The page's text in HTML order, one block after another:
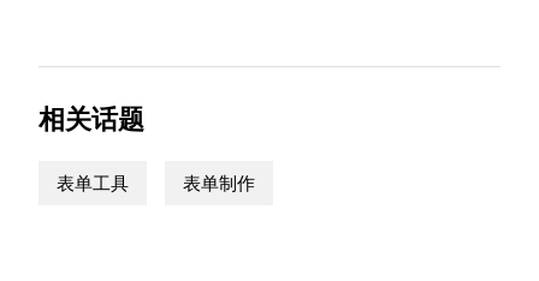
相关话题
表单工具 表单制作